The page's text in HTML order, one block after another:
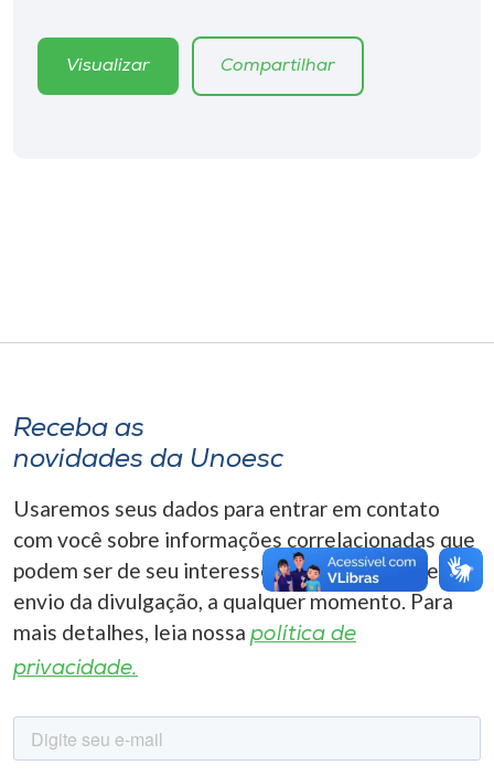
Museu
A-
Visualizar Compartilhar
Receba as
novidades da Unoesc
Usaremos seus dados para entrar em contato
com você sobre informações correlacionadas que
podem ser de seu interesse. Você pode cancelar o
envio da divulgação, a qualquer momento. Para
mais detalhes, leia nossa política de
privacidade.